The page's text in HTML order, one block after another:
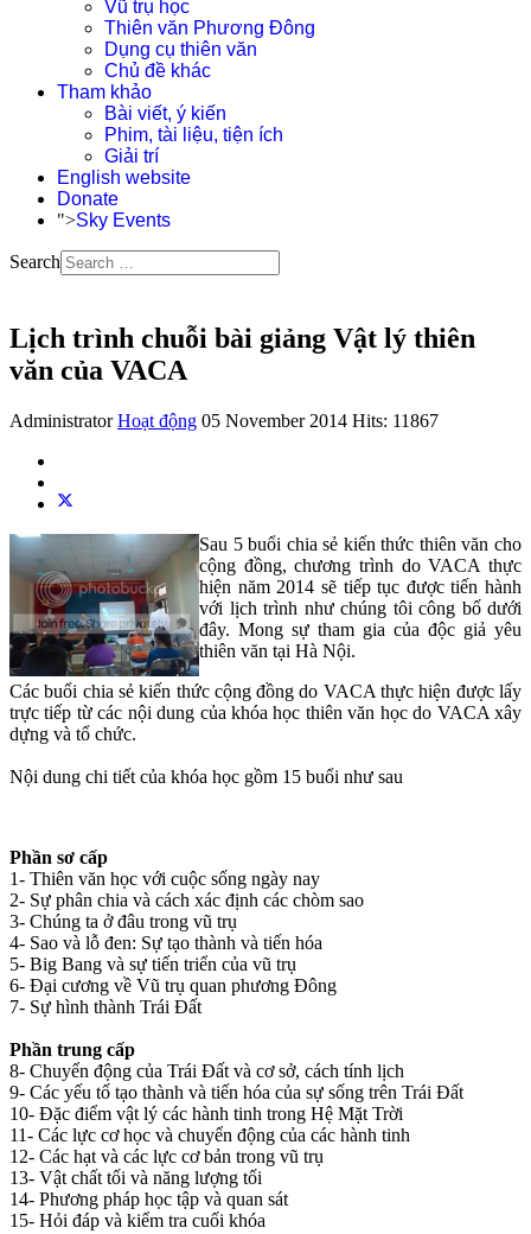
Vũ trụ học
Thiên văn Phương Đông
Dụng cụ thiên văn
Chủ đề khác
Tham khảo
Bài viết, ý kiến
Phim, tài liệu, tiện ích
Giải trí
English website
Donate
">Sky Events
Search
Lịch trình chuỗi bài giảng Vật lý thiên
văn của VACA
Administrator Hoạt động 05 November 2014 Hits: 11867
Sau 5 buổi chia sẻ kiến thức thiên văn cho
cộng đồng, chương trình do VACA thực
hiện năm 2014 sẽ tiếp tục được tiến hành
với lịch trình như chúng tôi công bố dưới
đây. Mong sự tham gia của độc giả yêu
thiên văn tại Hà Nội.
Các buổi chia sẻ kiến thức cộng đồng do VACA thực hiện được lấy
trực tiếp từ các nội dung của khóa học thiên văn học do VACA xây
dựng và tổ chức.
Nội dung chi tiết của khóa học gồm 15 buổi như sau
Phần sơ cấp
1- Thiên văn học với cuộc sống ngày nay
2- Sự phân chia và cách xác định các chòm sao
3- Chúng ta ở đâu trong vũ trụ
4- Sao và lỗ đen: Sự tạo thành và tiến hóa
5- Big Bang và sự tiến triển của vũ trụ
6- Đại cương về Vũ trụ quan phương Đông
7- Sự hình thành Trái Đất
Phần trung cấp
8- Chuyển động của Trái Đất và cơ sở, cách tính lịch
9- Các yếu tố tạo thành và tiến hóa của sự sống trên Trái Đất
10- Đặc điểm vật lý các hành tinh trong Hệ Mặt Trời
11- Các lực cơ học và chuyển động của các hành tinh
12- Các hạt và các lực cơ bản trong vũ trụ
13- Vật chất tối và năng lượng tối
14- Phương pháp học tập và quan sát
15- Hỏi đáp và kiểm tra cuối khóa